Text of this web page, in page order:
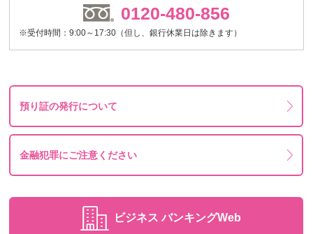
0120-480-856
※受付時間：9:00～17:30（但し、銀行休業日は除きます）
預り証の発行について
金融犯罪にご注意ください
ビジネス バンキングWeb